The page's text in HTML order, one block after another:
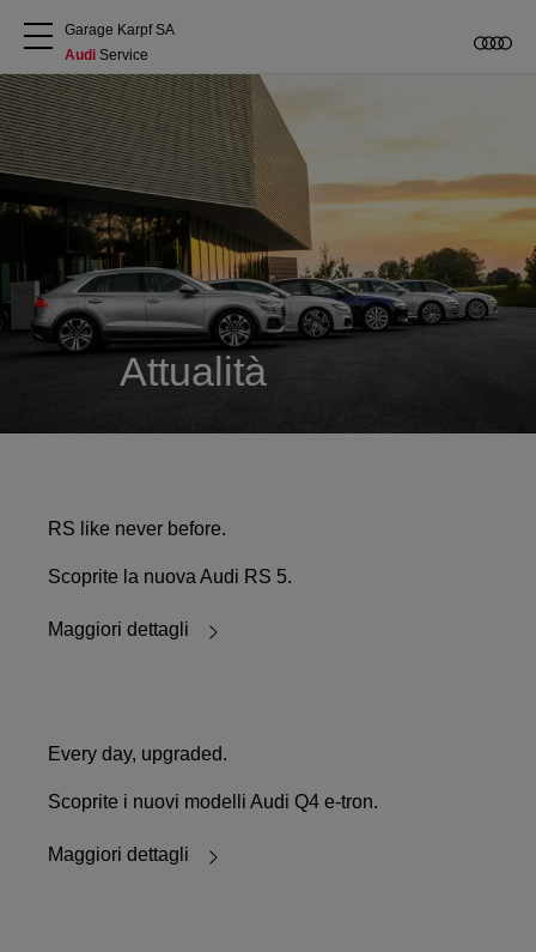
Chi siamo
Acquistare Audi
Service
Accessori Originali Audi
Garage Karpf SA
Audi Service
Attualità
RS like never before.
Scoprite la nuova Audi RS 5.
Maggiori dettagli
Every day, upgraded.
Scoprite i nuovi modelli Audi Q4 e-tron.
Maggiori dettagli